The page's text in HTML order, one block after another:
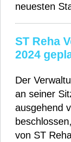
neuesten
ST Reha
2024
Der
an seiner
ausgehend
von ST